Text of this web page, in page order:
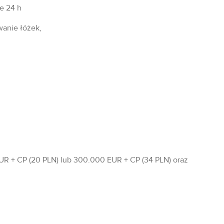
24 h
łóżek,
+ CP (20 PLN) lub 300.000 EUR + CP (34 PLN) oraz